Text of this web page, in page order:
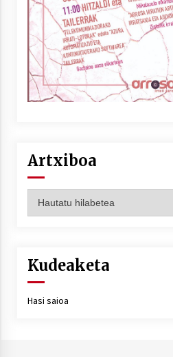
Artxiboa
Kudeaketa
Hasi saioa